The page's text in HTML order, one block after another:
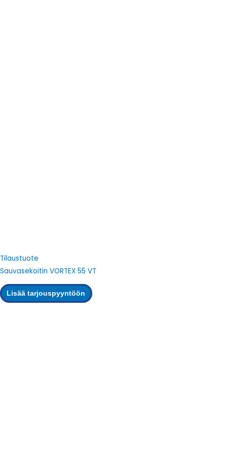
Tilaustuote
Sauvasekoitin VORTEX 55 VT
Lisää tarjouspyyntöön